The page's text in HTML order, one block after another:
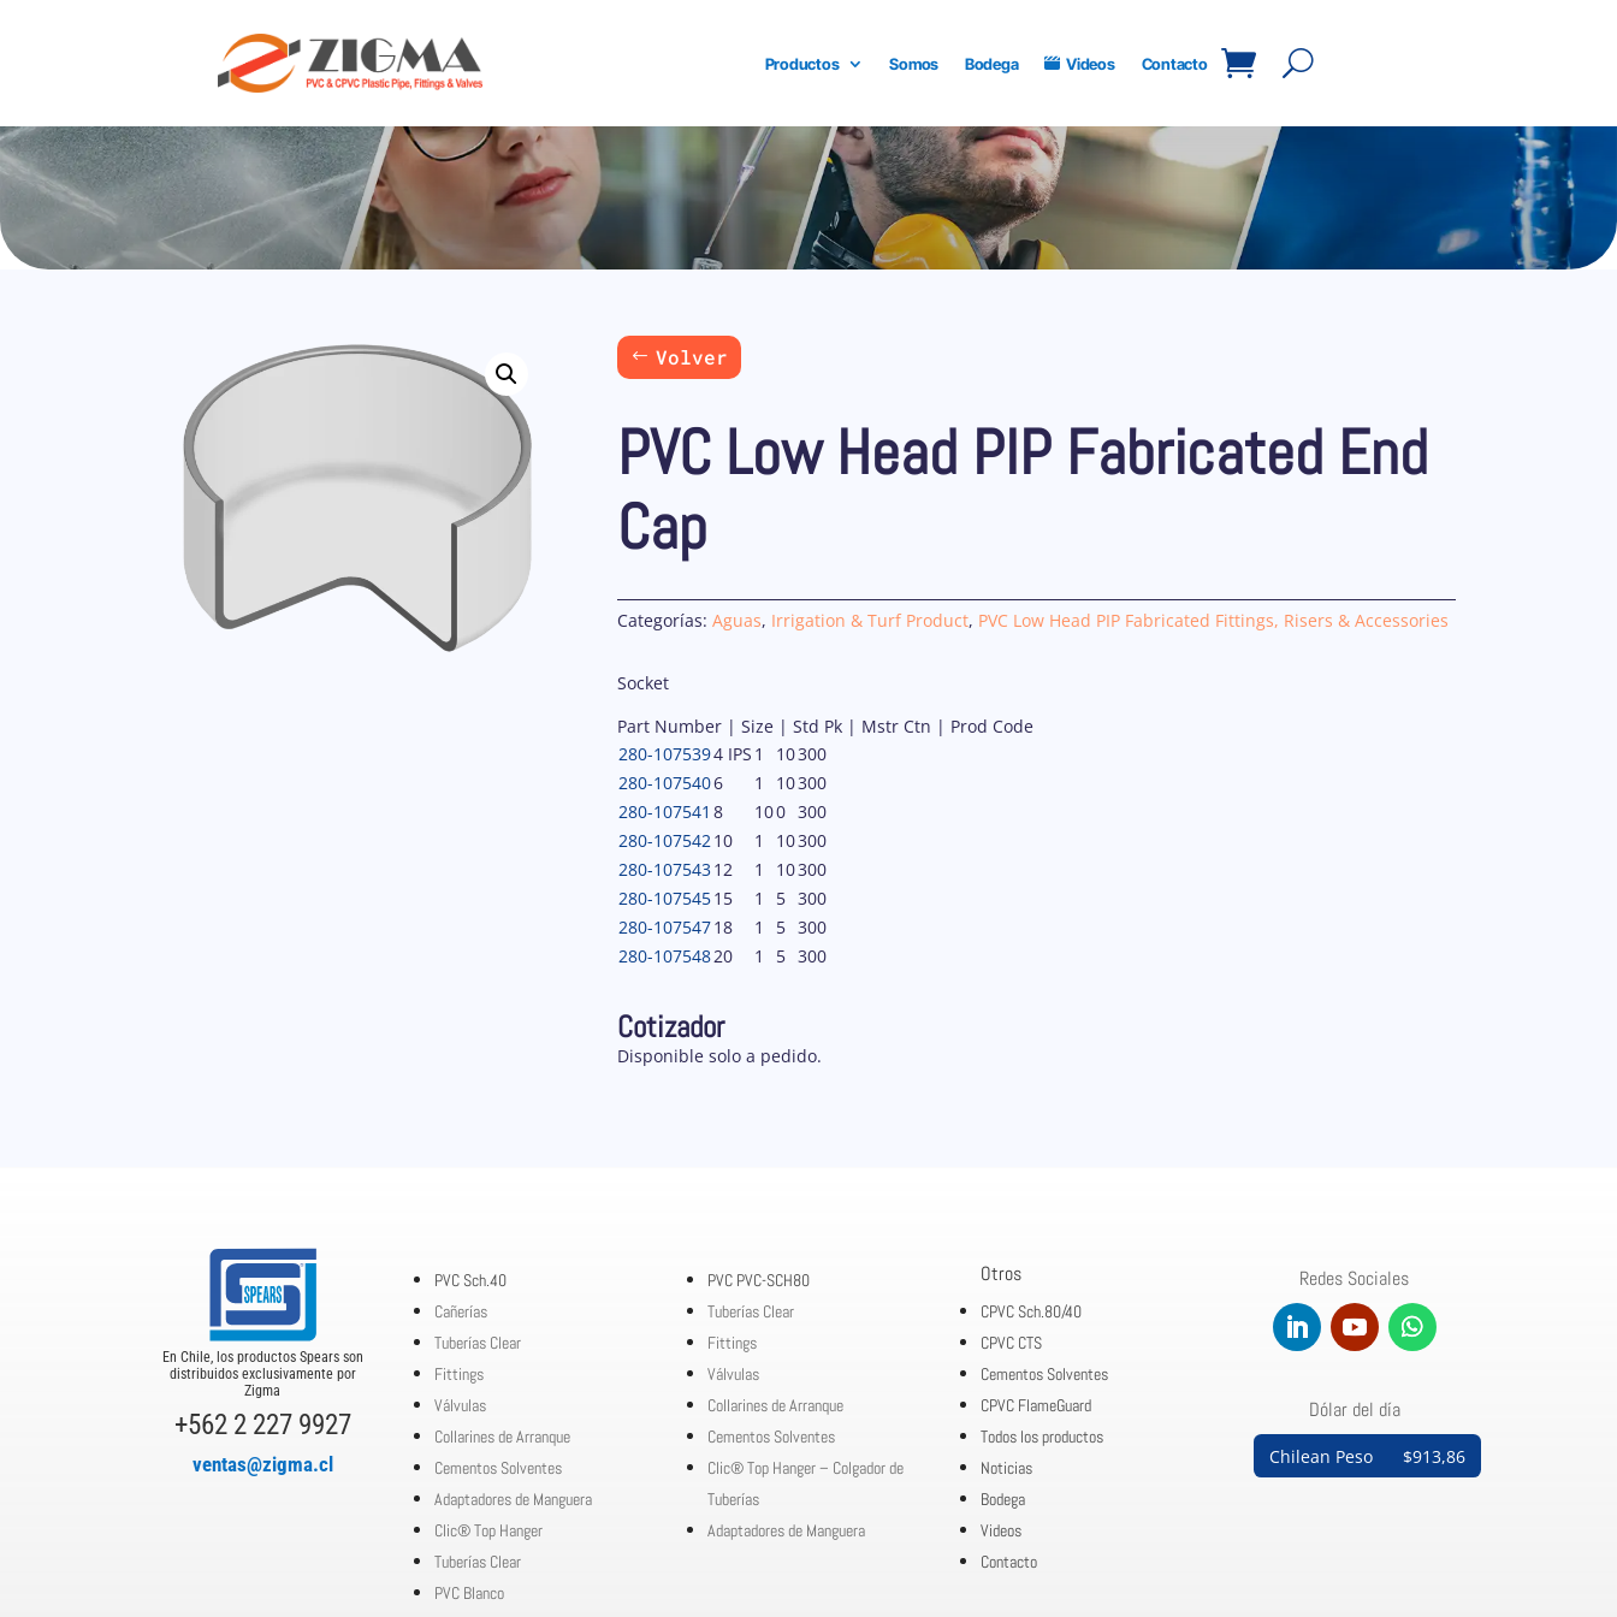
Productos Somos Bodega Videos Contacto
Volver
PVC Low Head PIP Fabricated End
Cap
Categorías: Aguas, Irrigation & Turf Product, PVC Low Head PIP Fabricated Fittings, Risers & Accessories
Socket
Part Number | Size | Std Pk | Mstr Ctn | Prod Code
280-1075394 IPS 1 10300
280-1075406 1 10300
280-107541 8 100 300
280-107542 10 1 10300
280-10754312 1 10300
280-10754515 1 5 300
280-10754718 1 5 300
280-10754820 1 5 300
Cotizador
Disponible solo a pedido.
En Chile, los productos Spears son
distribuidos exclusivamente por
Zigma
+562 2 227 9927
ventas@zigma.cl
PVC Sch.40
Cañerías
Tuberías Clear
Fittings
Válvulas
Collarines de Arranque
Cementos Solventes
Adaptadores de Manguera
Clic® Top Hanger
Tuberías Clear
PVC Blanco
PVC PVC-SCH80
Tuberías Clear
Fittings
Válvulas
Collarines de Arranque
Cementos Solventes
Clic® Top Hanger – Colgador de
Tuberías
Adaptadores de Manguera
Otros
CPVC Sch.80/40
CPVC CTS
Cementos Solventes
CPVC FlameGuard
Todos los productos
Noticias
Bodega
Videos
Contacto
Redes Sociales
Dólar del día
Chilean Peso $913,86